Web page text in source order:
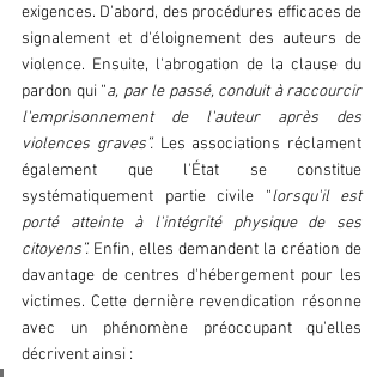
exigences. D'abord, des procédures efficaces de
signalement et d'éloignement des auteurs de
violence. Ensuite, l'abrogation de la clause du
pardon qui “a, par le passé, conduit à raccourcir
l'emprisonnement de l'auteur après des
violences graves”. Les associations réclament
également que l'État se constitue
systématiquement partie civile “lorsqu'il est
porté atteinte à l'intégrité physique de ses
citoyens”. Enfin, elles demandent la création de
davantage de centres d'hébergement pour les
victimes. Cette dernière revendication résonne
avec un phénomène préoccupant qu'elles
décrivent ainsi :